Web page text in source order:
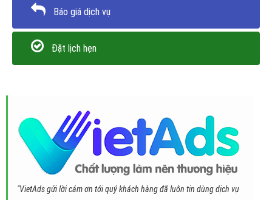
Báo giá dịch vụ
Đặt lịch hẹn
"VietAds gửi lời cảm ơn tới quý khách hàng đã luôn tin dùng dịch vụ